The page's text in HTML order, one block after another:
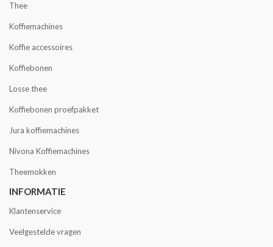
Thee
Koffiemachines
Koffie accessoires
Koffiebonen
Losse thee
Koffiebonen proefpakket
Jura koffiemachines
Nivona Koffiemachines
Theemokken
INFORMATIE
Klantenservice
Veelgestelde vragen